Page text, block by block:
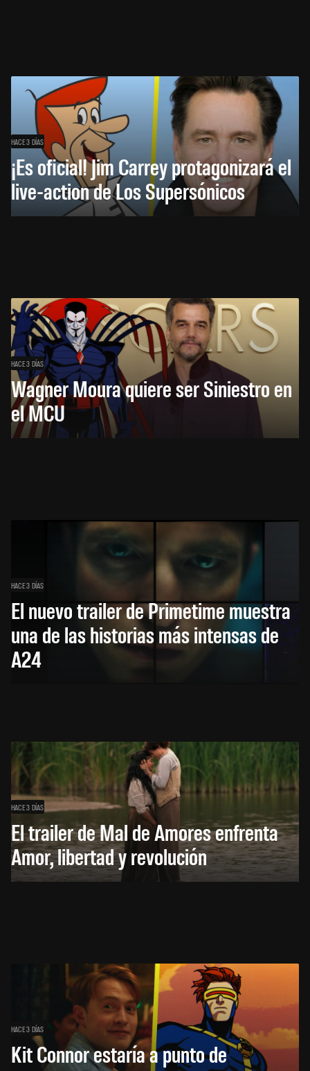
HACE 3 DÍAS
¡Es oficial! Jim Carrey protagonizará el
live-action de Los Supersónicos
HACE 3 DÍAS
Wagner Moura quiere ser Siniestro en
el MCU
HACE 3 DÍAS
El nuevo trailer de Primetime muestra
una de las historias más intensas de
A24
HACE 3 DÍAS
El trailer de Mal de Amores enfrenta
Amor, libertad y revolución
HACE 3 DÍAS
Kit Connor estaría a punto de